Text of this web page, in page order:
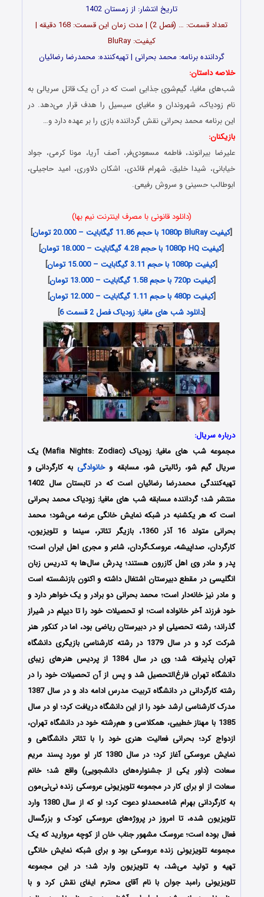
تاریخ انتشار: از زمستان 1402
تعداد قسمت‌: … (فصل 2) | مدت زمان این قسمت: 168 دقیقه |
کیفیت: BluRay
گرداننده برنامه: محمد بحرانی | تهیه‌کننده: محمدرضا رضائیان
خلاصه داستان:
شب‌های مافیا، گیم‌شوی جذابی است که در آن یک قاتل سریالی به
نام زودیاک، شهروندان و مافیای سیسیل را هدف قرار می‌دهد. در
این برنامه محمد بحرانی نقش گرداننده بازی را بر عهده دارد و…
بازیکنان:
علیرضا بیرانوند، فاطمه مسعودی‌فر، آصف آریا، مونا کرمی، جواد
خیابانی، شیدا خلیق، شهرام قائدی، اشکان دلاوری، امید حاجیلی،
ابوطالب حسینی و سروش رفیعی.
(دانلود قانونی با مصرف اینترنت نیم بها)
[کیفیت 1080p BluRay با حجم 11.86 گیگابایت – 20.000 تومان
]
[کیفیت 1080p HQ با حجم 4.28 گیگابایت – 18.000 تومان
]
[کیفیت 1080p با حجم 3.11 گیگابایت – 15.000 تومان
]
[کیفیت 720p با حجم 1.58 گیگابایت – 13.000 تومان
]
[کیفیت 480p با حجم 1.11 گیگابایت – 12.000 تومان
]
[دانلود شب های مافیا: زودیاک فصل 2 قسمت 6 ]
درباره سریال:
مجموعه شب های مافیا: زودیاک (Mafia Nights: Zodiac) یک
سریال گیم شو، رئالیتی شو، مسابقه وخانوادگیبه کارگردانی و
تهیه‌کنندگی محمدرضا رضائیان است که در تابستان سال 1402
منتشر شد؛ گرداننده مسابقه شب های مافیا: زودیاک محمد بحرانی
است که هر یکشنبه در شبکه نمایش خانگی عرضه می‌شود؛ محمد
بحرانی متولد 16 آذر 1360، بازیگر تئاتر، سینما و تلویزیون،
کارگردان، صداپیشه، عروسک‌گردان، شاعر و مجری اهل ایران است؛
پدر و مادر وی اهل کازرون هستند؛ پدرش سال‌ها به تدریس زبان
انگلیسی در مقطع دبیرستان اشتغال داشته و اکنون بازنشسته است
و مادر نیز خانه‌دار است؛ محمد بحرانی دو برادر و یک خواهر دارد و
خود فرزند آخر خانواده است؛ او تحصیلات خود را تا دیپلم در شیراز
گذراند؛ رشته تحصیلی او در دبیرستان ریاضی بود، اما در کنکور هنر
شرکت کرد و در سال 1379 در رشته کارشناسی بازیگری دانشگاه
تهران پذیرفته شد؛ وی در سال 1384 از پردیس هنرهای زیبای
دانشگاه تهران فارغ‌التحصیل شد و پس از آن تحصیلات خود را در
رشته کارگردانی در دانشگاه تربیت مدرس ادامه داد و در سال 1387
مدرک کارشناسی ارشد خود را از این دانشگاه دریافت کرد؛ او در سال
1385 با مهناز خطیبی، همکلاسی و هم‌رشته خود در دانشگاه تهران،
ازدواج کرد؛ بحرانی فعالیت هنری خود را با تئاتر دانشگاهی و
نمایش عروسکی آغاز کرد؛ در سال 1380 کار او مورد پسند مریم
سعادت (داور یکی از جشنواره‌های دانشجویی) واقع شد؛ خانم
سعادت از او برای کار در مجموعه تلویزیونی عروسکی زنده نی‌نی‌مون
به کارگردانی بهرام شاه‌محمدلو دعوت کرد؛ او که از سال 1380 وارد
تلویزیون شده، تا امروز در پروژه‌های عروسکی کودک و بزرگسال
فعال بوده‌ است؛ عروسک مشهور جناب خان از کوچه مروارید که یک
مجموعه تلویزیونی زنده عروسکی بود و برای شبکه نمایش خانگی
تهیه و تولید می‌شد، به تلویزیون وارد شد؛ در این مجموعه
تلویزیونی رامبد جوان با نام آقای محترم ایفای نقش کرد و با